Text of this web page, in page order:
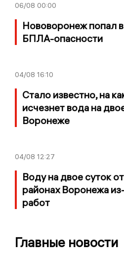
06/08 00:00
Нововоронеж попал
БПЛА-опасности
04/08 16:10
Стало известно, на
исчезнет вода на
Воронеже
04/08 12:27
Воду на двое суток
районах Воронежа
работ
Главные новости